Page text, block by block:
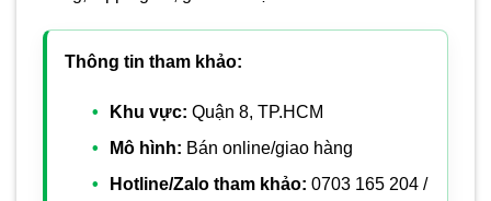
Thông tin tham khảo:
Khu vực: Quận 8, TP.HCM
Mô hình: Bán online/giao hàng
Hotline/Zalo tham khảo: 0703 165 204 /